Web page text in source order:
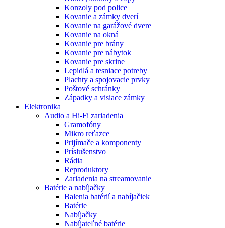
Konzoly pod police
Kovanie a zámky dverí
Kovanie na garážové dvere
Kovanie na okná
Kovanie pre brány
Kovanie pre nábytok
Kovanie pre skrine
Lepidlá a tesniace potreby
Plachty a spojovacie prvky
Poštové schránky
Západky a visiace zámky
Elektronika
Audio a Hi-Fi zariadenia
Gramofóny
Mikro reťazce
Prijímače a komponenty
Príslušenstvo
Rádia
Reproduktory
Zariadenia na streamovanie
Batérie a nabíjačky
Balenia batérií a nabíjačiek
Batérie
Nabíjačky
Nabíjateľné batérie